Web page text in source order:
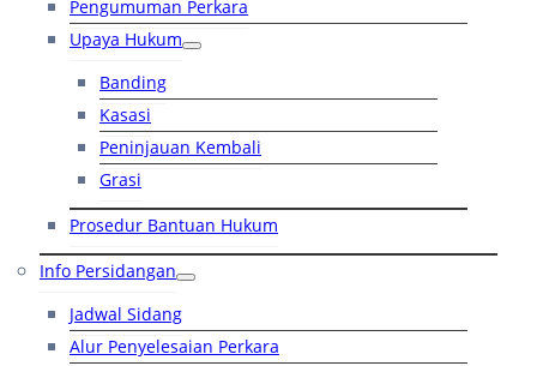
Pengumuman Perkara
Upaya Hukum
Banding
Kasasi
Peninjauan Kembali
Grasi
Prosedur Bantuan Hukum
Info Persidangan
Jadwal Sidang
Alur Penyelesaian Perkara